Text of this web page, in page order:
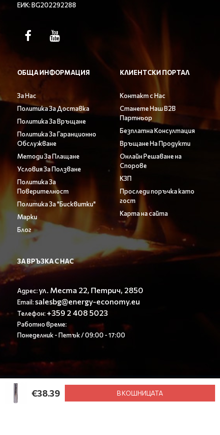
€38.39 В КОШНИЦАТА
ЕИК: BG202292288
ОБЩА ИНФОРМАЦИЯ
За Нас
Политика За Доставка
Политика За Връщане
Политика За Гаранционно
Обслужване
Методи За Плащане
Условия За Ползване
Политика За
Поверителност
Политика За "Бисквитки"
Марки
Блог
КЛИЕНТСКИ ПОРТАЛ
Контакт с Нас
Станете Наш B2B
Партньор
Безплатна Консултация
Връщане На Продукти
Онлайн Решаване на
Спорове
КЗП
Проследи поръчка като
гост
Карта на сайта
ЗА ВРЪЗКА С НАС
Адрес:ул. Места 22, Петрич, 2850
Email: salesbg@energy-economy.eu
Телефон: +359 2 408 5023
Работно време:
Понеделник - Петък / 09:00 - 17:00
© Енерджи Економи ООД 2023. All rights reserved.